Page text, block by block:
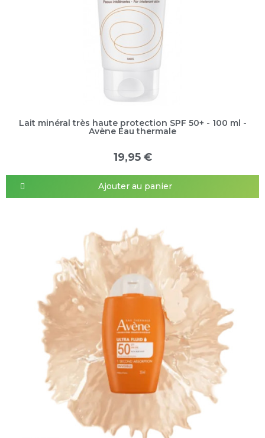
Lait minéral très haute protection SPF 50+ - 100 ml -
Avène Eau thermale
19,95 €
Ajouter au panier